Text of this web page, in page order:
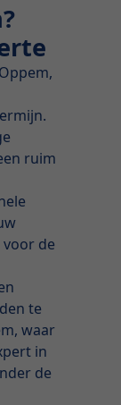
ruim
de
te
waar
in
de